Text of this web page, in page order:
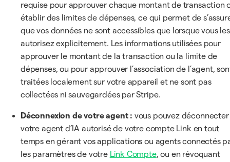
requise pour approuver chaque montant de transaction
établir des limites de dépenses, ce qui permet de
que vos données ne sont accessibles que lorsque vous les
autorisez explicitement. Les informations utilisées pour
approuver le montant de la transaction ou la limite de
dépenses, ou pour approuver l’association de l’agent,
traitées localement sur votre appareil et ne sont pas
collectées ni sauvegardées par Stripe.
Déconnexion de votre agent : vous pouvez déconnecter
votre agent d’IA autorisé de votre compte Link en tout
temps en gérant vos applications ou agents connectés
les paramètres de votre Link Compte, ou en révoquant